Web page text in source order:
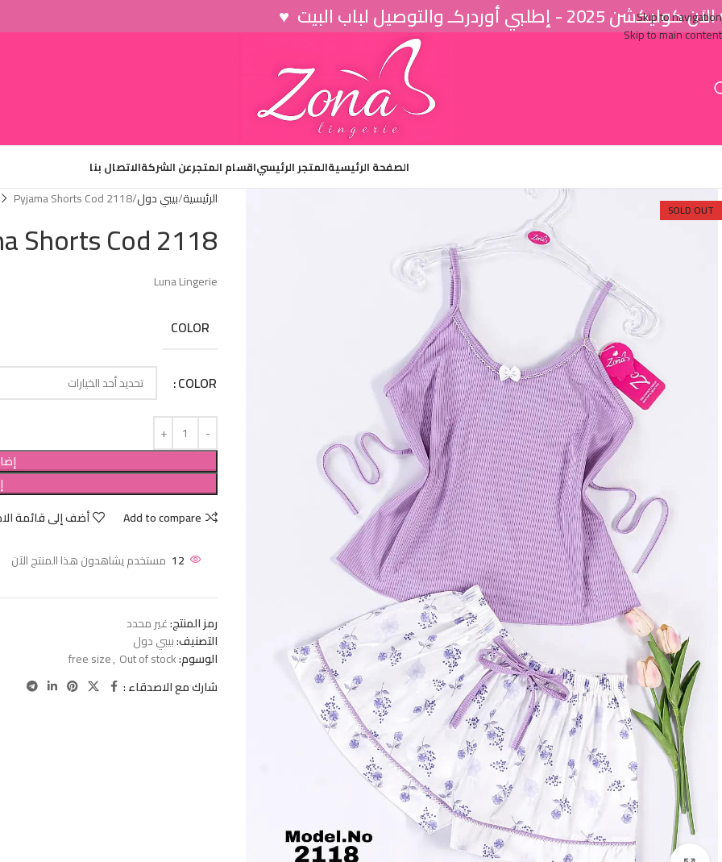
Skip to navigation
Skip to main content
2025 - إطلبي أوردركـ والتوصيل لباب البيت ♥
الصفحة الرئيسيةالمتجر الرئيسياقسام المتجرعن الشركةالاتصال بنا
SOLD OUT
الرئيسية بيبي دول Pyjama Shorts Cod 2118
Shorts Cod 2118
Luna Lingerie
COLOR
COLOR
Add to compare
أضف إلى قائمة
12 مستخدم يشاهدون هذا المنتج الآن
رمز المنتج:غير محدد
التصنيف:بيبي دول
الوسوم:
free size, Out of stock
شارك مع الاصدقاء :